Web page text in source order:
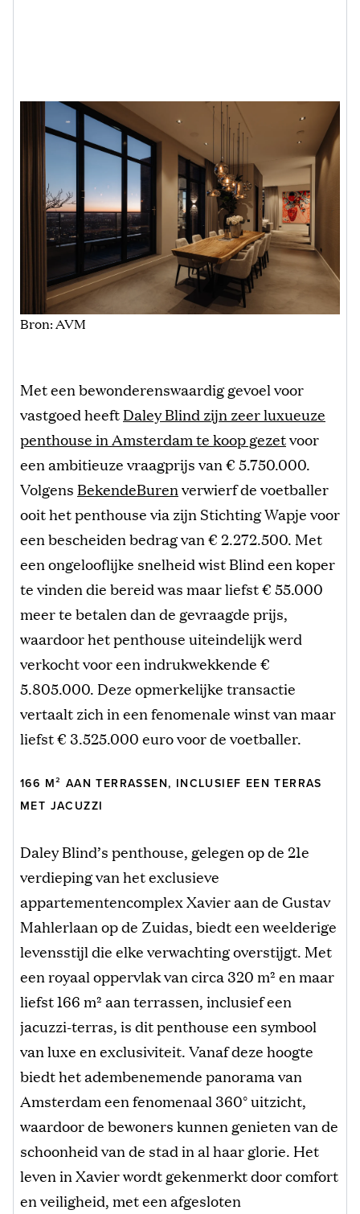
Bron: AVM
Met een bewonderenswaardig gevoel voor
vastgoed heeftDaley Blind zijn zeer luxueuze
penthouse in Amsterdam te koop gezetvoor
een ambitieuze vraagprijs van € 5.750.000.
Volgens BekendeBurenverwierf de voetballer
ooit het penthouse via zijn Stichting Wapje voor
een bescheiden bedrag van € 2.272.500. Met
een ongelooflijke snelheid wist Blind een koper
te vinden die bereid was maar liefst € 55.000
meer te betalen dan de gevraagde prijs,
waardoor het penthouse uiteindelijk werd
verkocht voor een indrukwekkende €
5.805.000. Deze opmerkelijke transactie
vertaalt zich in een fenomenale winst van maar
liefst € 3.525.000 euro voor de voetballer.
166 M² AAN TERRASSEN, INCLUSIEF EEN TERRAS
MET JACUZZI
Daley Blind’s penthouse, gelegen op de 21e
verdieping van het exclusieve
appartementencomplex Xavier aan de Gustav
Mahlerlaan op de Zuidas, biedt een weelderige
levensstijl die elke verwachting overstijgt. Met
een royaal oppervlak van circa 320 m² en maar
liefst 166 m² aan terrassen, inclusief een
jacuzzi-terras, is dit penthouse een symbool
van luxe en exclusiviteit. Vanaf deze hoogte
biedt het adembenemende panorama van
Amsterdam een fenomenaal 360° uitzicht,
waardoor de bewoners kunnen genieten van de
schoonheid van de stad in al haar glorie. Het
leven in Xavier wordt gekenmerkt door comfort
en veiligheid, met een afgesloten